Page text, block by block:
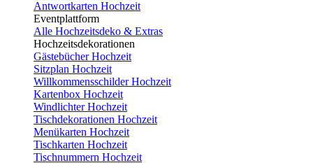
Antwortkarten Hochzeit
Eventplattform
Alle Hochzeitsdeko & Extras
Hochzeitsdekorationen
Gästebücher Hochzeit
Sitzplan Hochzeit
Willkommensschilder Hochzeit
Kartenbox Hochzeit
Windlichter Hochzeit
Tischdekorationen Hochzeit
Menükarten Hochzeit
Tischkarten Hochzeit
Tischnummern Hochzeit